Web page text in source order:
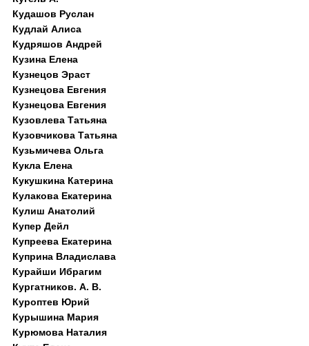
Кудашов Руслан
Кудлай Алиса
Кудряшов Андрей
Кузина Елена
Кузнецов Эраст
Кузнецова Евгения
Кузнецова Евгения
Кузовлева Татьяна
Кузовчикова Татьяна
Кузьмичева Ольга
Кукла Елена
Кукушкина Катерина
Кулакова Екатерина
Кулиш Анатолий
Купер Дейл
Купреева Екатерина
Куприна Владислава
Курайши Ибрагим
Кургатников. А. В.
Куроптев Юрий
Курышина Мария
Курюмова Наталия